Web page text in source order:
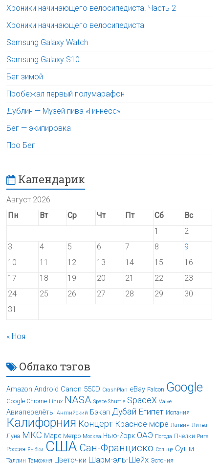
Хроники начинающего велосипедиста. Часть 2
Хроники начинающего велосипедиста
Samsung Galaxy Watch
Samsung Galaxy S10
Бег зимой
Пробежал первый полумарафон
Дублин — Музей пива «Гиннесс»
Бег — экипировка
Про Бег
Календарик
Август 2026
Пн
Вт Ср Чт Пт Сб
Вс
1
2
3
4 5 6 7 8
9
10
11 12 13 14 15
16
17
18 19 20 21 22
23
24
25 26 27 28 29
30
31
« Ноя
Облако тэгов
Amazon Android Canon 550D CrashPlan eBay Falcon Google
Google Chrome Linux NASA Space Shuttle SpaceX Valve
Авиаперелёты Английский Бэкап Дубай Египет Испания
Калифорния Концерт Красное море Латвия Литва
Луна МКС Марс Метро Москва Нью-Йорк ОАЭ Погода Пчёлки Рига
Россия Рыбки США Сан-Франциско Солнце Суши
Таллин Таможня Цветочки Шарм-эль-Шейх Эстония